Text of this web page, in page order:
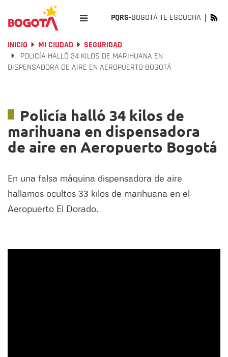
PQRS-BOGOTÁ TE ESCUCHA
INICIO MI CIUDAD
SEGURIDAD
POLICÍA HALLÓ 34 KILOS DE MARIHUANA EN
DISPENSADORA DE AIRE EN AEROPUERTO BOGOTÁ
Policía halló 34 kilos de
marihuana en dispensadora
de aire en Aeropuerto Bogotá
En una falsa máquina dispensadora de aire
hallamos ocultos 33 kilos de marihuana en el
Aeropuerto El Dorado.